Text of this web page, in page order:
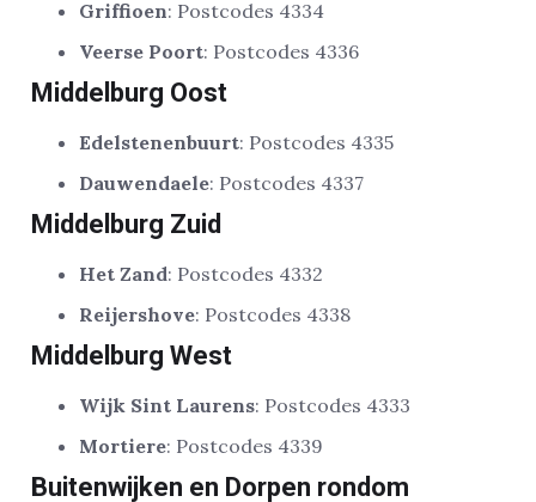
Griffioen: Postcodes 4334
Veerse Poort: Postcodes 4336
Middelburg Oost
Edelstenenbuurt: Postcodes 4335
Dauwendaele: Postcodes 4337
Middelburg Zuid
Het Zand: Postcodes 4332
Reijershove: Postcodes 4338
Middelburg West
Wijk Sint Laurens: Postcodes 4333
Mortiere: Postcodes 4339
Buitenwijken en Dorpen rondom